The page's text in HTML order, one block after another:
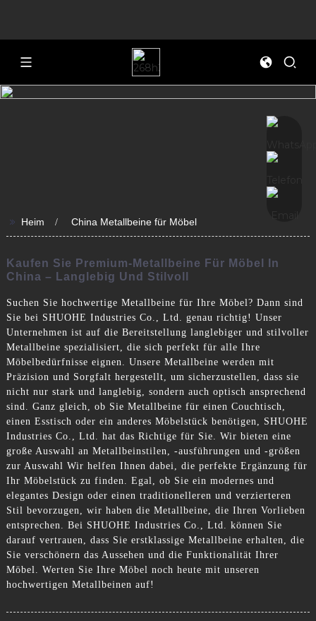
>> Heim China Metallbeine für Möbel
Kaufen Sie Premium-Metallbeine Für Möbel In
China – Langlebig Und Stilvoll
Suchen Sie hochwertige Metallbeine für Ihre Möbel? Dann sind
Sie bei SHUOHE Industries Co., Ltd. genau richtig! Unser
Unternehmen ist auf die Bereitstellung langlebiger und stilvoller
Metallbeine spezialisiert, die sich perfekt für alle Ihre
Möbelbedürfnisse eignen. Unsere Metallbeine werden mit
Präzision und Sorgfalt hergestellt, um sicherzustellen, dass sie
nicht nur stark und langlebig, sondern auch optisch ansprechend
sind. Ganz gleich, ob Sie Metallbeine für einen Couchtisch,
einen Esstisch oder ein anderes Möbelstück benötigen, SHUOHE
Industries Co., Ltd. hat das Richtige für Sie. Wir bieten eine
große Auswahl an Metallbeinstilen, -ausführungen und -größen
zur Auswahl Wir helfen Ihnen dabei, die perfekte Ergänzung für
Ihr Möbelstück zu finden. Egal, ob Sie ein modernes und
elegantes Design oder einen traditionelleren und verzierteren
Stil bevorzugen, wir haben die Metallbeine, die Ihren Vorlieben
entsprechen. Bei SHUOHE Industries Co., Ltd. können Sie
darauf vertrauen, dass Sie erstklassige Metallbeine erhalten, die
Sie verschönern das Aussehen und die Funktionalität Ihrer
Möbel. Werten Sie Ihre Möbel noch heute mit unseren
hochwertigen Metallbeinen auf!